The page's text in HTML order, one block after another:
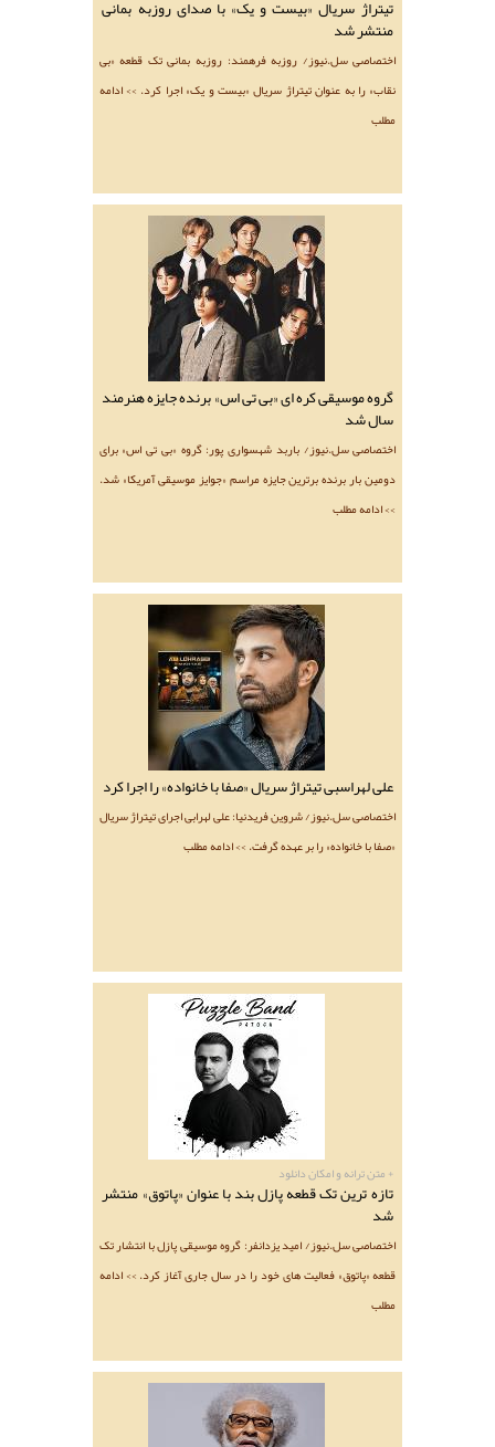
تیتراژ سریال «بیست و یک» با صدای روزبه بمانی
منتشر شد
اختصاصی سل.نیوز/ روزبه فرهمند: روزبه بمانی تک قطعه «بی
نقاب» را به عنوان تیتراژ سریال «بیست و یک» اجرا کرد. >> ادامه
مطلب
گروه موسیقی کره ای «بی تی اس» برنده جایزه هنرمند
سال شد
اختصاصی سل.نیوز/ باربد شهسواری پور: گروه «بی تی اس» برای
دومین بار برنده برترین جایزه مراسم «جوایز موسیقی آمریکا» شد.
>> ادامه مطلب
علی لهراسبی تیتراژ سریال «صفا با خانواده» را اجرا کرد
اختصاصی سل.نیوز/ شروین فریدنیا: علی لهرابی اجرای تیتراژ سریال
«صفا با خانواده» را بر عهده گرفت. >> ادامه مطلب
+ متن ترانه و امکان دانلود
تازه ترین تک قطعه پازل بند با عنوان «پاتوق» منتشر
شد
اختصاصی سل.نیوز/ امید یزدانفر: گروه موسیقی پازل با انتشار تک
قطعه «پاتوق» فعالیت های خود را در سال جاری آغاز کرد. >> ادامه
مطلب